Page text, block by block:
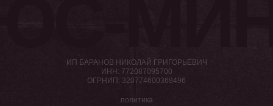
политика
ИП БАРАНОВ НИКОЛАЙ ГРИГОРЬЕВИЧ
ИНН: 772087095700
ОГРНИП: 320774600368496